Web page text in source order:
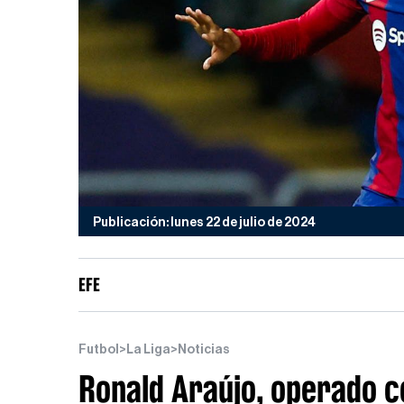
Publicación: lunes 22 de julio de 2024
EFE
Futbol > La Liga> Noticias
Ronald Araújo, operado